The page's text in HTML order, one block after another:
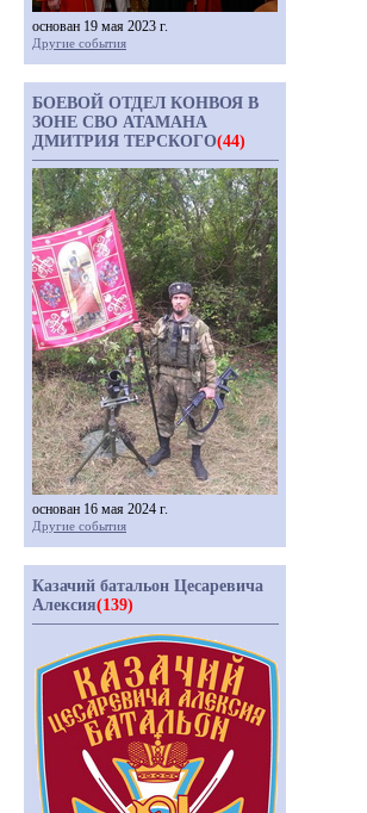
основан 19 мая 2023 г.
Другие события
БОЕВОЙ ОТДЕЛ КОНВОЯ В
ЗОНЕ СВО АТАМАНА
ДМИТРИЯ ТЕРСКОГО(44)
основан 16 мая 2024 г.
Другие события
Казачий батальон Цесаревича
Алексия(139)